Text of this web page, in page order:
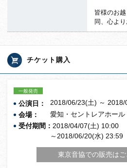
皆様のお
同、心よ
チケット購入
一般発売
公演日：
2018/06/23(土) ～ 2018/
会場：
愛知・セントレアホール
受付期間： 2018/04/07(土) 10:00
～2018/06/20(水) 23:59
東京音協での販売は